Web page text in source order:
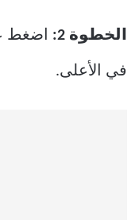
الخطوة 2: اضغط
في الأعلى.